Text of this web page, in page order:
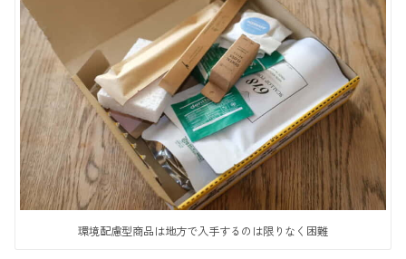
環境配慮型商品は地方で入手するのは限りなく困難